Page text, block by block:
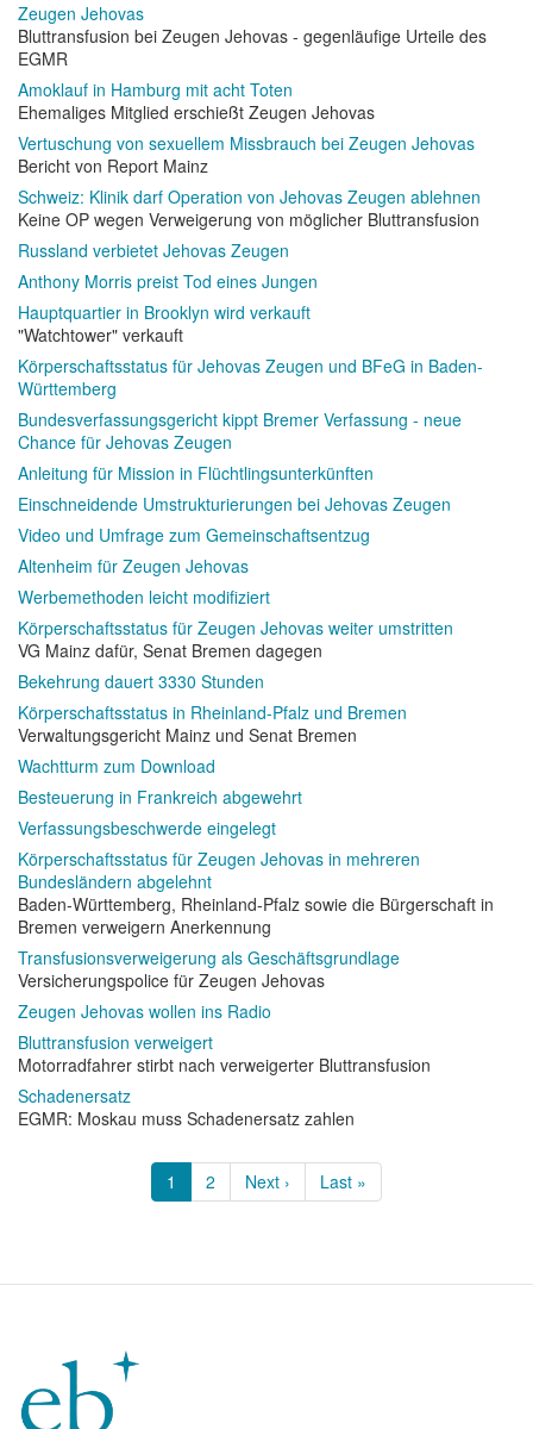
Zeugen Jehovas
Bluttransfusion bei Zeugen Jehovas - gegenläufige Urteile des
EGMR
Amoklauf in Hamburg mit acht Toten
Ehemaliges Mitglied erschießt Zeugen Jehovas
Vertuschung von sexuellem Missbrauch bei Zeugen Jehovas
Bericht von Report Mainz
Schweiz: Klinik darf Operation von Jehovas Zeugen ablehnen
Keine OP wegen Verweigerung von möglicher Bluttransfusion
Russland verbietet Jehovas Zeugen
Anthony Morris preist Tod eines Jungen
Hauptquartier in Brooklyn wird verkauft
"Watchtower" verkauft
Körperschaftsstatus für Jehovas Zeugen und BFeG in Baden-
Württemberg
Bundesverfassungsgericht kippt Bremer Verfassung - neue
Chance für Jehovas Zeugen
Anleitung für Mission in Flüchtlingsunterkünften
Einschneidende Umstrukturierungen bei Jehovas Zeugen
Video und Umfrage zum Gemeinschaftsentzug
Altenheim für Zeugen Jehovas
Werbemethoden leicht modifiziert
Körperschaftsstatus für Zeugen Jehovas weiter umstritten
VG Mainz dafür, Senat Bremen dagegen
Bekehrung dauert 3330 Stunden
Körperschaftsstatus in Rheinland-Pfalz und Bremen
Verwaltungsgericht Mainz und Senat Bremen
Wachtturm zum Download
Besteuerung in Frankreich abgewehrt
Verfassungsbeschwerde eingelegt
Körperschaftsstatus für Zeugen Jehovas in mehreren
Bundesländern abgelehnt
Baden-Württemberg, Rheinland-Pfalz sowie die Bürgerschaft in
Bremen verweigern Anerkennung
Transfusionsverweigerung als Geschäftsgrundlage
Versicherungspolice für Zeugen Jehovas
Zeugen Jehovas wollen ins Radio
Bluttransfusion verweigert
Motorradfahrer stirbt nach verweigerter Bluttransfusion
Schadenersatz
EGMR: Moskau muss Schadenersatz zahlen
Seitennummerierung
Aktuelle
Seite
1 Page
2
Nächste
Seite
Next ›
Letzte
Seite
Last »